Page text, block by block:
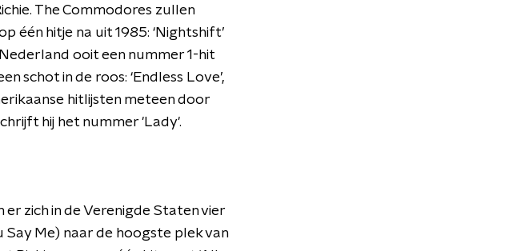
The Commodores zullen
één hitje na uit 1985: ‘Nightshift’
ooit een nummer 1-hit
schot in de roos: ‘Endless Love’,
hitlijsten meteen door
hij het nummer 'Lady'.
zich in de Verenigde Staten vier
Say Me) naar de hoogste plek van